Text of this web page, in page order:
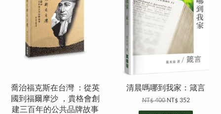
喬治福克斯在台灣 ：從英
國到福爾摩沙 ，貴格會創
建三百年的公共品牌故事
清晨嗎哪到我家：箴言
NT$ 400NT$ 352